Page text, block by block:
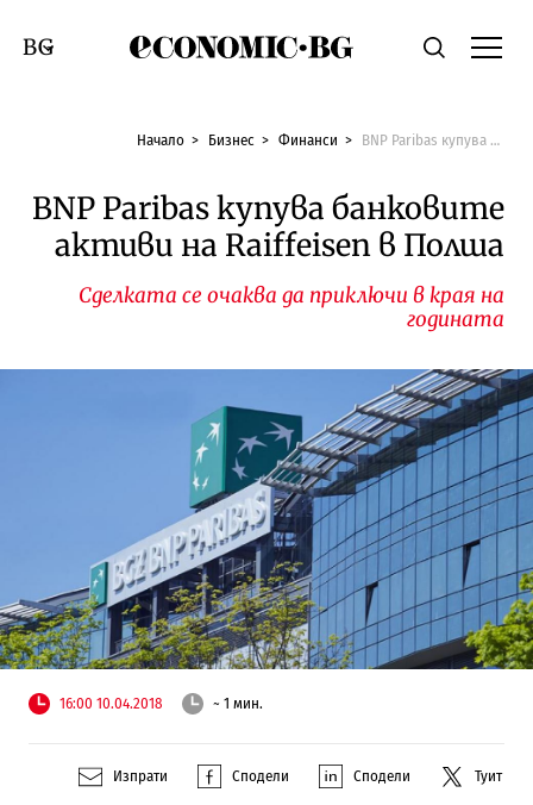
Economic.bgТърсене
Смяна на език
Начало Бизнес Финанси BNP Paribas купува банковите активи на Raiffeisen в Полша
BNP Paribas купува банковите
активи на Raiffeisen в Полша
Сделката се очаква да приключи в края на
годината
16:00 10.04.2018 ~ 1 мин.
Изпрати Сподели Сподели Туит